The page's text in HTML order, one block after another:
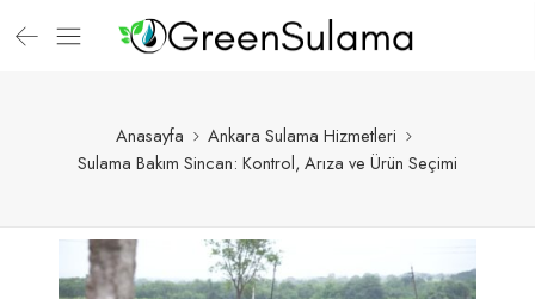
Anasayfa
Ankara Sulama Hizmetleri
Sulama Bakım Sincan: Kontrol, Arıza ve Ürün Seçimi